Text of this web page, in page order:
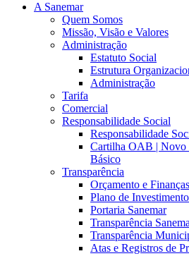
A Sanemar
Quem Somos
Missão, Visão e Valores
Administração
Estatuto Social
Estrutura
Administração
Tarifa
Comercial
Responsabilidade Social
Responsabilidade
Cartilha OAB | Novo
Básico
Transparência
Orçamento e Finanças
Plano de
Portaria Sanemar
Transparência
Transparência
Atas e Registros de